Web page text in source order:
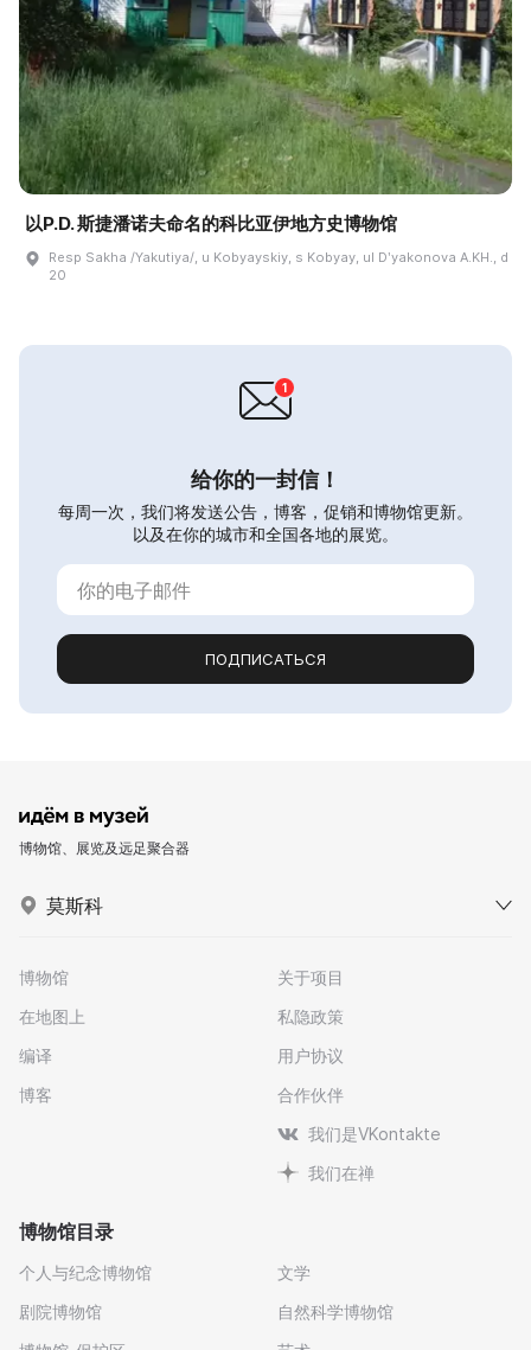
以P.D. 斯捷潘诺夫命名的科比亚伊地方史博物馆
Resp Sakha /Yakutiya/, u Kobyayskiy, s Kobyay, ul Dʹyakonova A.KH., d
20
给你的一封信！
每周一次，我们将发送公告，博客，促销和博物馆更新。
以及在你的城市和全国各地的展览。
ПОДПИСАТЬСЯ
博物馆、展览及远足聚合器
莫斯科
博物馆
在地图上
编译
博客
关于项目
私隐政策
用户协议
合作伙伴
我们是VKontakte
我们在禅
博物馆目录
个人与纪念博物馆
剧院博物馆
文学
自然科学博物馆